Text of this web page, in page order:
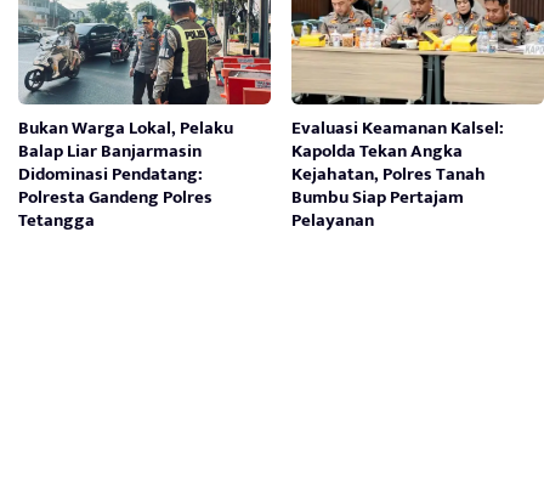
Bukan Warga Lokal, Pelaku
Balap Liar Banjarmasin
Didominasi Pendatang:
Polresta Gandeng Polres
Tetangga
Evaluasi Keamanan Kalsel:
Kapolda Tekan Angka
Kejahatan, Polres Tanah
Bumbu Siap Pertajam
Pelayanan